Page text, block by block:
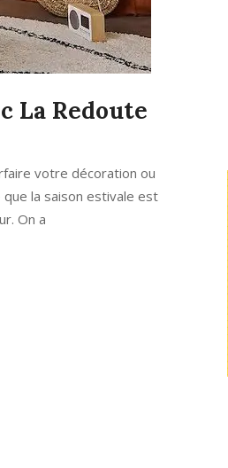
La Redoute
votre décoration ou
la saison estivale est
On a